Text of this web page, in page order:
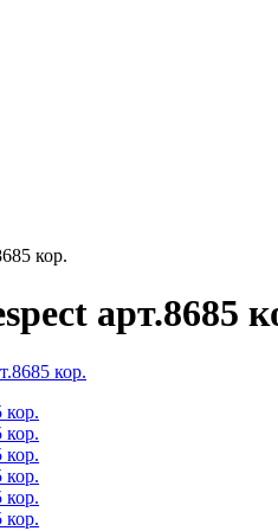
кор.
арт.8685